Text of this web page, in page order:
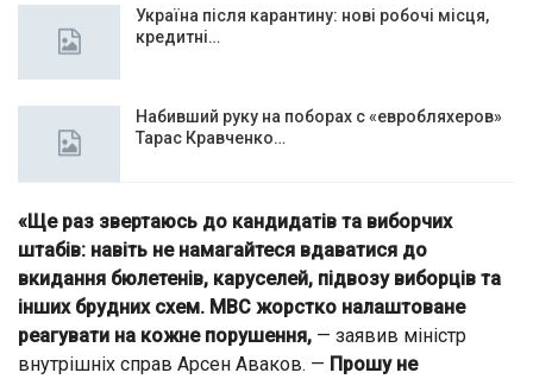
Україна після карантину: нові робочі місця,
кредитні…
Набивший руку на поборах с «евробляхеров»
Тарас Кравченко…
«Ще раз звертаюсь до кандидатів та виборчих
штабів: навіть не намагайтеся вдаватися до
вкидання бюлетенів, каруселей, підвозу виборців та
інших брудних схем. МВС жорстко налаштоване
реагувати на кожне порушення, — заявив міністр
внутрішніх справ Арсен Аваков. — Прошу не